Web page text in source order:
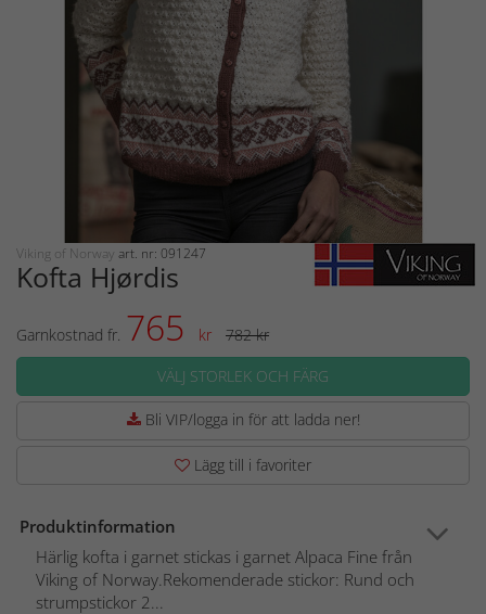
Viking of Norway art. nr: 091247
Kofta Hjørdis
Garnkostnad fr. 765 kr
782 kr
VÄLJ STORLEK OCH FÄRG
Bli VIP/logga in för att ladda ner!
Lägg till i favoriter
Produktinformation
Härlig kofta i garnet stickas i garnet Alpaca Fine från
Viking of Norway.Rekomenderade stickor: Rund och
strumpstickor 2...